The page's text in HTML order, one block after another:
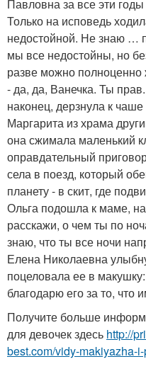
Павловна за все эти
Только на исповедь
недостойной. Не знаю …
мы все недостойны, но
разве можно
- да, да, Ванечка. Ты
наконец, дерзнула к
Маргарита из храма
она сжимала маленький
оправдательный
села в поезд, который
планету - в скит, где
Ольга подошла к маме,
расскажи, о чем ты по
знаю, что ты все ночи
Елена Николаевна
поцеловала ее в
благодарю его за то, что
Получите больше
для девочек здесь http://
best.com/vidy-makiyazha-